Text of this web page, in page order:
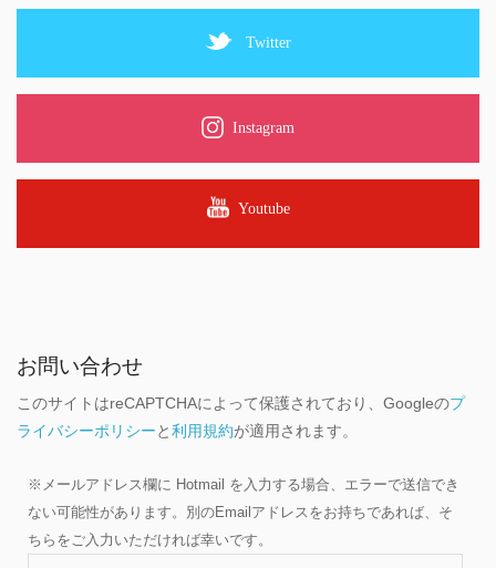
Twitter
Instagram
Youtube
お問い合わせ
このサイトはreCAPTCHAによって保護されており、Googleのプ
ライバシーポリシーと利用規約が適用されます。
※メールアドレス欄に Hotmail を入力する場合、エラーで送信でき
ない可能性があります。別のEmailアドレスをお持ちであれば、そ
ちらをご入力いただければ幸いです。